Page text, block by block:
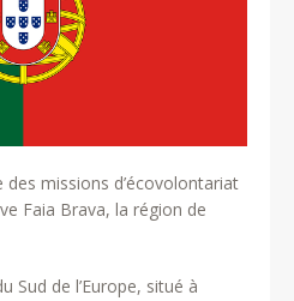
missions d’écovolontariat
Faia Brava, la région de
Sud de l’Europe, situé à